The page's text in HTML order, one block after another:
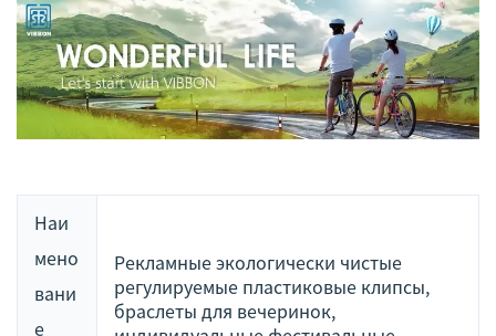
Наи
мено
вани
е
Рекламные экологически чистые
регулируемые пластиковые клипсы,
браслеты для вечеринок,